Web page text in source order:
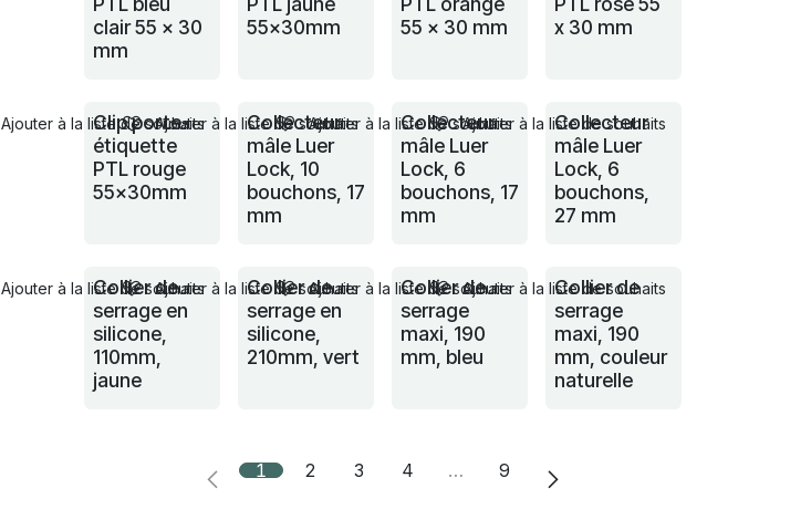
clair 55 x 30
mm
55x30mm
55 x 30 mm
x 30 mm
Clip porte-
étiquette
PTL rouge
55x30mm
Ajouter à la liste de souhaits
Collecteur
mâle Luer
Lock, 10
bouchons, 17
mm
Ajouter à la liste de souhaits
Collecteur
mâle Luer
Lock, 6
bouchons, 17
mm
Ajouter à la liste de souhaits
Collecteur
mâle Luer
Lock, 6
bouchons,
27 mm
Ajouter à la liste de souhaits
Collier de
serrage en
silicone,
110mm,
jaune
Ajouter à la liste de souhaits
Collier de
serrage en
silicone,
210mm, vert
Ajouter à la liste de souhaits
Collier de
serrage
maxi, 190
mm, bleu
Ajouter à la liste de souhaits
Collier de
serrage
maxi, 190
mm, couleur
naturelle
Ajouter à la liste de souhaits
1 2 3 4 … 9